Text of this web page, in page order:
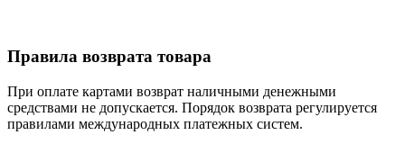
Правила возврата товара
При оплате картами возврат наличными денежными
средствами не допускается. Порядок возврата регулируется
правилами международных платежных систем.